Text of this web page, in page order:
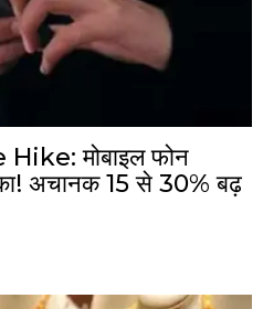
मोबाइल फोन
अचानक 15 से 30% बढ़